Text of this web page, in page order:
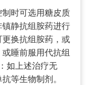
时可选用糖皮质
静抗组胺药进行
换抗组胺药，或
睡前服用代抗组
如上述治疗无
等生物制剂。